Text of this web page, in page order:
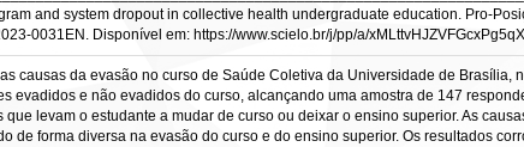
and system dropout in collective health undergraduate education. Pro-
0031EN. Disponível em: https://www.scielo.br/j/pp/a/
causas da evasão no curso de Saúde Coletiva da Universidade de Brasília,
evadidos e não evadidos do curso, alcançando uma amostra de 147
levam o estudante a mudar de curso ou deixar o ensino superior. As
de forma diversa na evasão do curso e do ensino superior. Os resultados